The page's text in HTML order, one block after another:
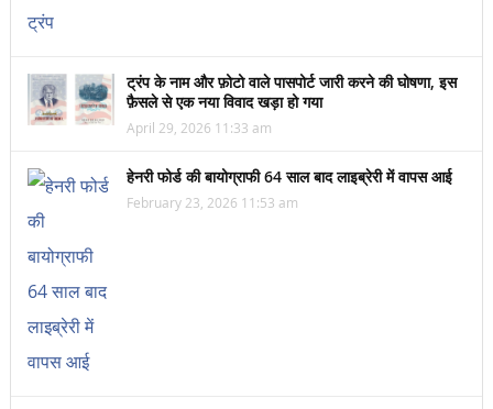
ट्रंप के नाम और फ़ोटो वाले पासपोर्ट जारी करने की घोषणा, इस
फ़ैसले से एक नया विवाद खड़ा हो गया
April 29, 2026 11:33 am
हेनरी फोर्ड की बायोग्राफी 64 साल बाद लाइब्रेरी में वापस आई
February 23, 2026 11:53 am